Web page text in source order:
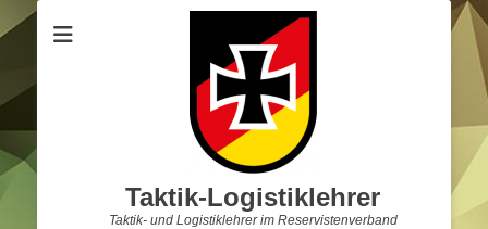
Taktik-Logistiklehrer
Taktik- und Logistiklehrer im Reservistenverband